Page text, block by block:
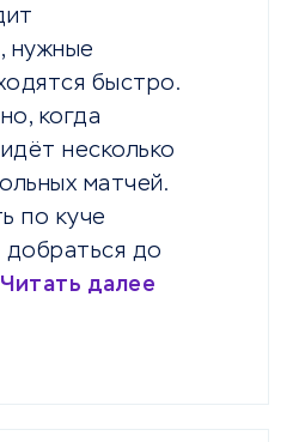
нужные
быстро.
когда
несколько
матчей.
по куче
добраться до
Читать далее